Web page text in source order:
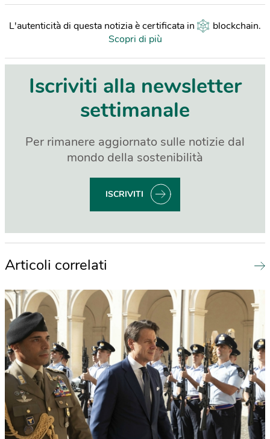
L'autenticità di questa notizia è certificata in blockchain.
Scopri di più
Iscriviti alla newsletter
settimanale
Per rimanere aggiornato sulle notizie dal
mondo della sostenibilità
ISCRIVITI
Articoli correlati